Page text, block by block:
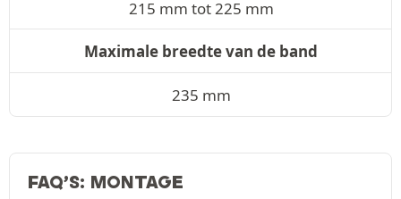
215 mm tot 225 mm
Maximale breedte van de band
235 mm
FAQ’S: MONTAGE